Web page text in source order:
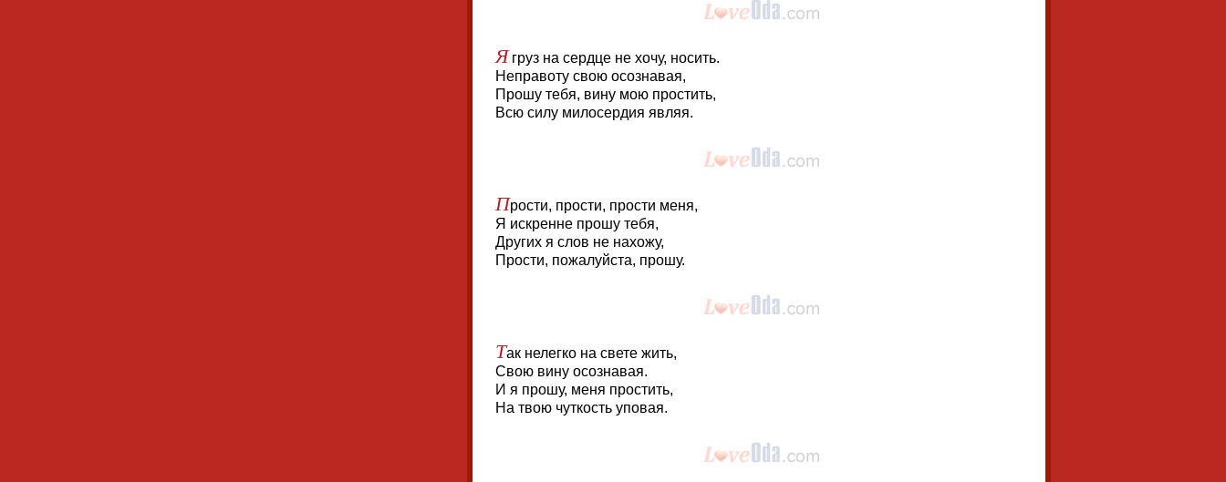
Я груз на сердце не хочу, носить.
Неправоту свою осознавая,
Прошу тебя, вину мою простить,
Всю силу милосердия являя.
Прости, прости, прости меня,
Я искренне прошу тебя,
Других я слов не нахожу,
Прости, пожалуйста, прошу.
Так нелегко на свете жить,
Свою вину осознавая.
И я прошу, меня простить,
На твою чуткость уповая.